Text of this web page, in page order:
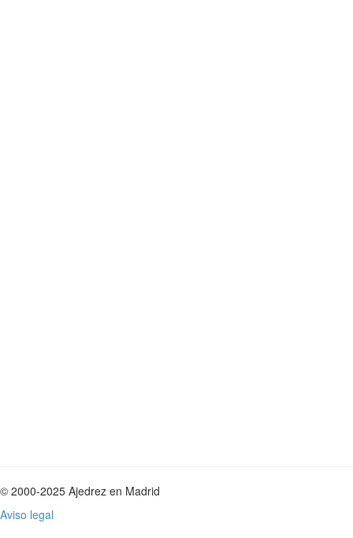
© 2000-2025 Ajedrez en Madrid
Aviso legal